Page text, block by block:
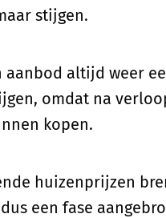
stijgen.
altijd weer
omdat na
kopen.
huizenprijzen
een fase